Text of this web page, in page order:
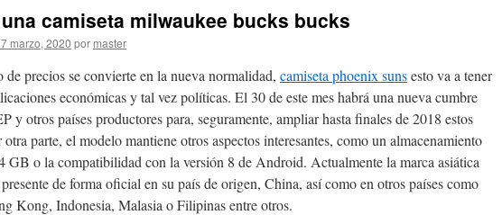
camiseta milwaukee bucks bucks
marzo, 2020 por master
de precios se convierte en la nueva normalidad, camiseta phoenix sunsesto va a tener
económicas y tal vez políticas. El 30 de este mes habrá una nueva cumbre
y otros países productores para, seguramente, ampliar hasta finales de 2018 estos
otra parte, el modelo mantiene otros aspectos interesantes, como un almacenamiento
GB o la compatibilidad con la versión 8 de Android. Actualmente la marca asiática
de forma oficial en su país de origen, China, así como en otros países como
Kong, Indonesia, Malasia o Filipinas entre otros.